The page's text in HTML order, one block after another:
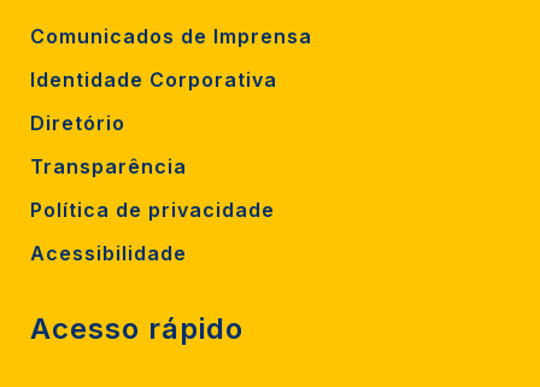
Comunicados de Imprensa
Identidade Corporativa
Diretório
Transparência
Política de privacidade
Acessibilidade
Acesso rápido